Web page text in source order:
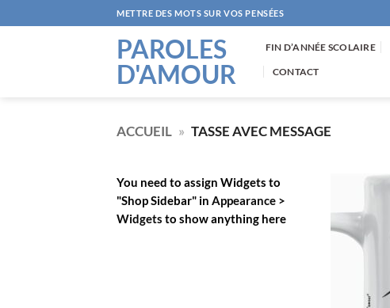
au
METTRE DES MOTS SUR VOS PENSÉES
PAROLES
D'AMOUR
FIN D’ANNÉE SCOLAIRE
CONTACT
ACCUEIL » TASSE AVEC MESSAGE
You need to assign Widgets to
"Shop Sidebar" in Appearance >
Widgets to show anything here